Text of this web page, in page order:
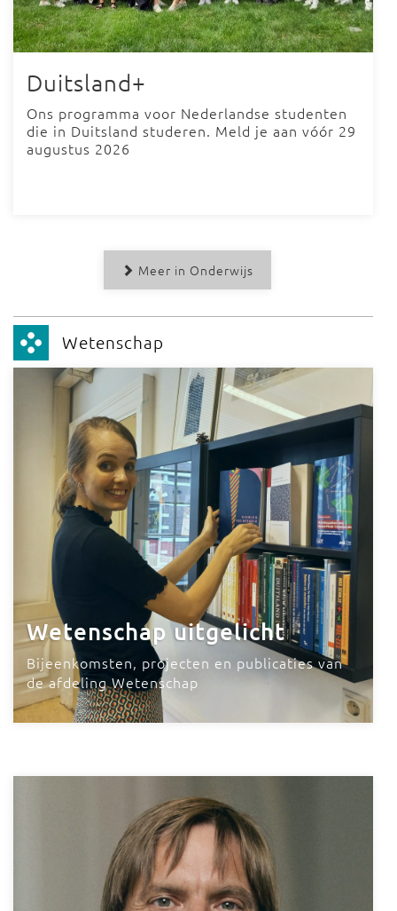
Duitsland+
Ons programma voor Nederlandse studenten
die in Duitsland studeren. Meld je aan vóór 29
augustus 2026
Meer in Onderwijs
Wetenschap
Wetenschap uitgelicht
Bijeenkomsten, projecten en publicaties van
de afdeling Wetenschap